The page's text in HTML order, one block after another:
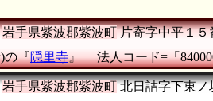
岩手県紫波郡紫波町片寄字中平１５
の『隠里寺』 法人コード=「
岩手県紫波郡紫波町北日詰字下東ノ